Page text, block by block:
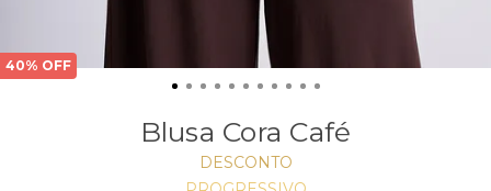
40% OFF
Blusa Cora Café
DESCONTO